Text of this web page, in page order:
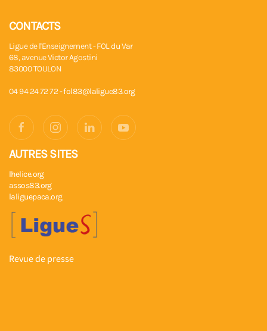
CONTACTS
Ligue de l'Enseignement - FOL du Var
68, avenue Victor Agostini
83000 TOULON
04 94 24 72 72 -fol83@laligue83.org
AUTRES SITES
lhelice.org
assos83.org
laliguepaca.org
Revue de presse